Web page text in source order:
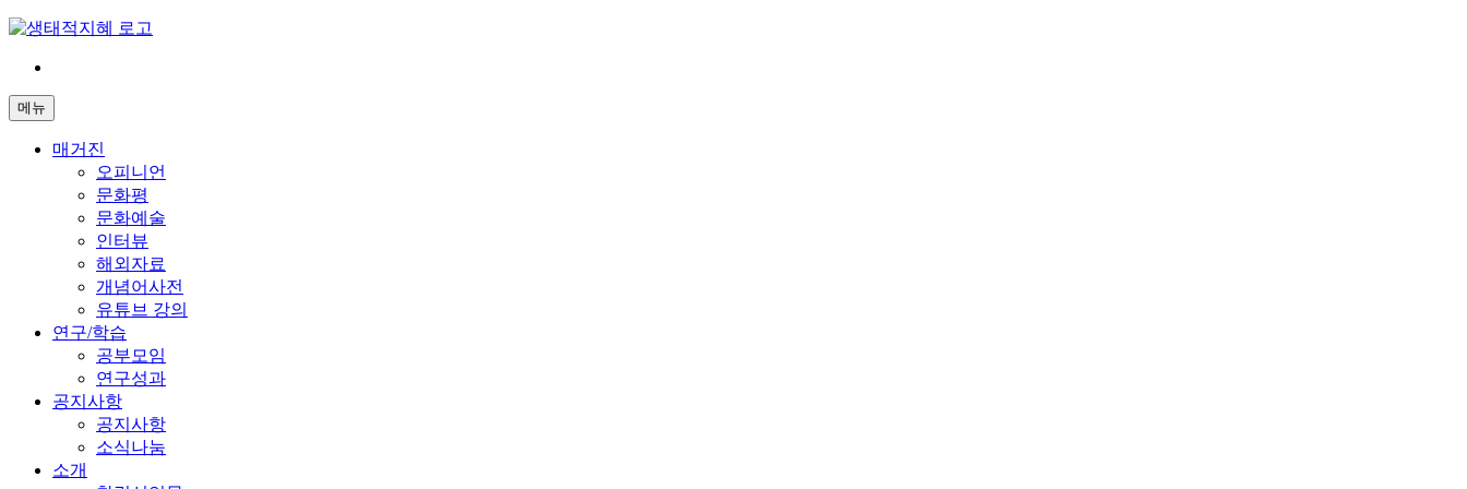
Skip
content
은
메뉴
매거진
오피니언
문화평
문화예술
인터뷰
해외자료
개념어사전
유튜브 강의
연구/학습
공부모임
연구성과
공지사항
공지사항
소식나눔
소개